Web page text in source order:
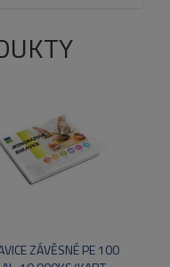
ZÁVĚSNÉ PE 100